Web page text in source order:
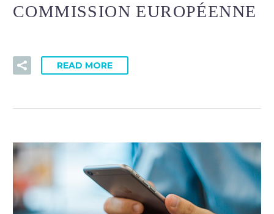
COMMISSION EUROPÉENNE
READ MORE